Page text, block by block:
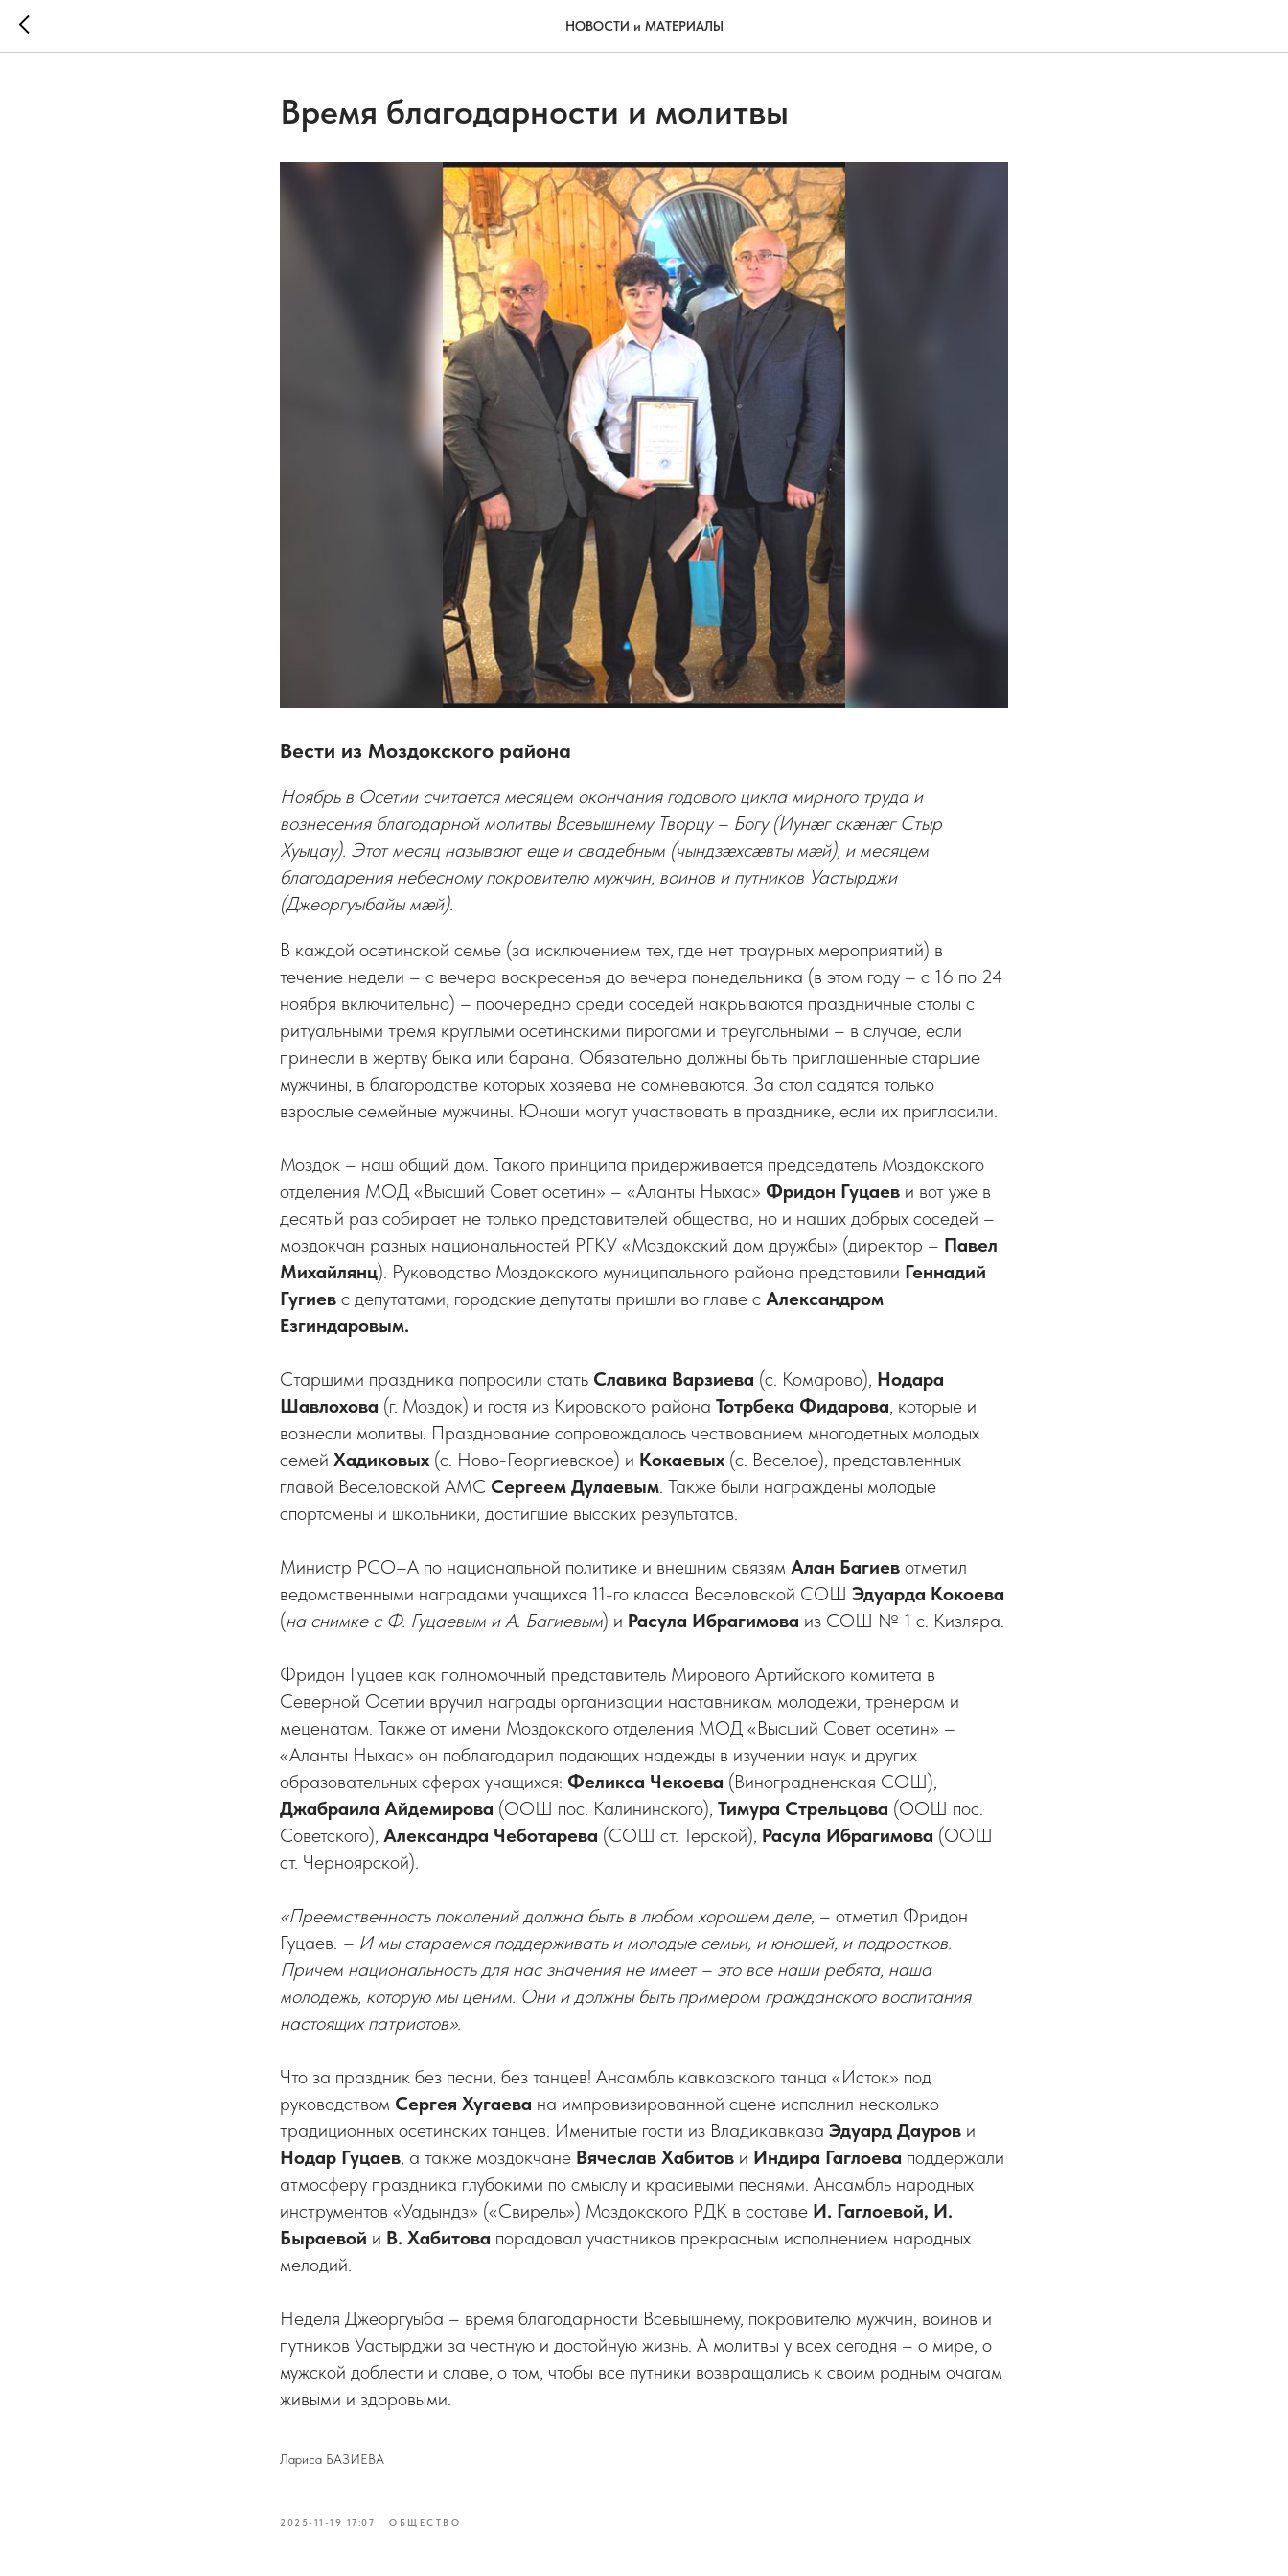
НОВОСТИ и МАТЕРИАЛЫ
Время благодарности и молитвы
Вести из Моздокского района
Ноябрь в Осетии считается месяцем окончания годового цикла мирного труда и
вознесения благодарной молитвы Всевышнему Творцу – Богу (Иунæг скæнæг Стыр
Хуыцау). Этот месяц называют еще и свадебным (чындзæхсæвты мæй), и месяцем
благодарения небесному покровителю мужчин, воинов и путников Уастырджи
(Джеоргуыбайы мæй).
В каждой осетинской семье (за исключением тех, где нет траурных мероприятий) в
течение недели – с вечера воскресенья до вечера понедельника (в этом году – с 16 по 24
ноября включительно) – поочередно среди соседей накрываются праздничные столы с
ритуальными тремя круглыми осетинскими пирогами и треугольными – в случае, если
принесли в жертву быка или барана. Обязательно должны быть приглашенные старшие
мужчины, в благородстве которых хозяева не сомневаются. За стол садятся только
взрослые семейные мужчины. Юноши могут участвовать в празднике, если их пригласили.
Моздок – наш общий дом. Такого принципа придерживается председатель Моздокского
отделения МОД «Высший Совет осетин» – «Аланты Ныхас» Фридон Гуцаев и вот уже в
десятый раз собирает не только представителей общества, но и наших добрых соседей –
моздокчан разных национальностей РГКУ «Моздокский дом дружбы» (директор – Павел
Михайлянц). Руководство Моздокского муниципального района представили Геннадий
Гугиев с депутатами, городские депутаты пришли во главе с Александром
Езгиндаровым.
Старшими праздника попросили стать Славика Варзиева (с. Комарово), Нодара
Шавлохова (г. Моздок) и гостя из Кировского района Тотрбека Фидарова, которые и
вознесли молитвы. Празднование сопровождалось чествованием многодетных молодых
семей Хадиковых (с. Ново-Георгиевское) и Кокаевых (с. Веселое), представленных
главой Веселовской АМС Сергеем Дулаевым. Также были награждены молодые
спортсмены и школьники, достигшие высоких результатов.
Министр РСО–А по национальной политике и внешним связям Алан Багиев отметил
ведомственными наградами учащихся 11-го класса Веселовской СОШ Эдуарда Кокоева
(на снимке с Ф. Гуцаевым и А. Багиевым) и Расула Ибрагимова из СОШ № 1 с. Кизляра.
Фридон Гуцаев как полномочный представитель Мирового Артийского комитета в
Северной Осетии вручил награды организации наставникам молодежи, тренерам и
меценатам. Также от имени Моздокского отделения МОД «Высший Совет осетин» –
«Аланты Ныхас» он поблагодарил подающих надежды в изучении наук и других
образовательных сферах учащихся: Феликса Чекоева (Виноградненская СОШ),
Джабраила Айдемирова (ООШ пос. Калининского), Тимура Стрельцова (ООШ пос.
Советского), Александра Чеботарева (СОШ ст. Терской), Расула Ибрагимова (ООШ
ст. Черноярской).
«Преемственность поколений должна быть в любом хорошем деле, – отметил Фридон
Гуцаев. – И мы стараемся поддерживать и молодые семьи, и юношей, и подростков.
Причем национальность для нас значения не имеет – это все наши ребята, наша
молодежь, которую мы ценим. Они и должны быть примером гражданского воспитания
настоящих патриотов».
Что за праздник без песни, без танцев! Ансамбль кавказского танца «Исток» под
руководством Сергея Хугаева на импровизированной сцене исполнил несколько
традиционных осетинских танцев. Именитые гости из Владикавказа Эдуард Дауров и
Нодар Гуцаев, а также моздокчане Вячеслав Хабитов и Индира Гаглоева поддержали
атмосферу праздника глубокими по смыслу и красивыми песнями. Ансамбль народных
инструментов «Уадындз» («Свирель») Моздокского РДК в составе И. Гаглоевой, И.
Быраевой и В. Хабитова порадовал участников прекрасным исполнением народных
мелодий.
Неделя Джеоргуыба – время благодарности Всевышнему, покровителю мужчин, воинов и
путников Уастырджи за честную и достойную жизнь. А молитвы у всех сегодня – о мире, о
мужской доблести и славе, о том, чтобы все путники возвращались к своим родным очагам
живыми и здоровыми.
Лариса БАЗИЕВА
2025-11-19 17:07 ОБЩЕСТВО